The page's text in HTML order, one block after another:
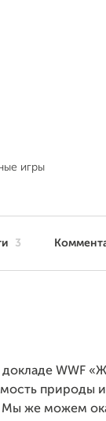
игры
3
докладе WWF
природы
Мы же можем